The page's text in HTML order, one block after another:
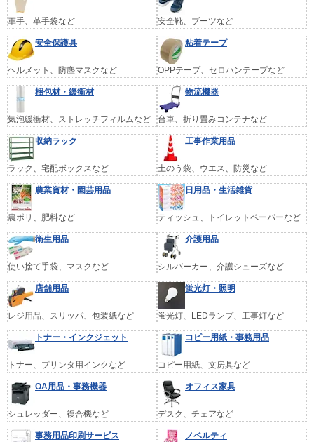
軍手、革手袋など 安全靴、ブーツなど
安全保護具
ヘルメット、防塵マスクなど
粘着テープ
OPPテープ、セロハンテープなど
梱包材・緩衝材
気泡緩衝材、ストレッチフィルムなど
物流機器
台車、折り畳みコンテナなど
収納ラック
ラック、宅配ボックスなど
工事作業用品
土のう袋、ウエス、防災など
農業資材・園芸用品
農ポリ、肥料など
日用品・生活雑貨
ティッシュ、トイレットペーパーなど
衛生用品
使い捨て手袋、マスクなど
介護用品
シルバーカー、介護シューズなど
店舗用品
レジ用品、スリッパ、包装紙など
蛍光灯・照明
蛍光灯、LEDランプ、工事灯など
トナー・インクジェット
トナー、プリンタ用インクなど
コピー用紙・事務用品
コピー用紙、文房具など
OA用品・事務機器
シュレッダー、複合機など
オフィス家具
デスク、チェアなど
事務用品印刷サービス ノベルティ